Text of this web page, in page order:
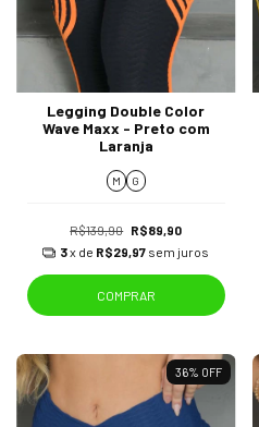
Legging Double Color
Wave Maxx - Preto com
Laranja
M G
R$139,90 R$89,90
3x de R$29,97 sem juros
COMPRAR
36% OFF